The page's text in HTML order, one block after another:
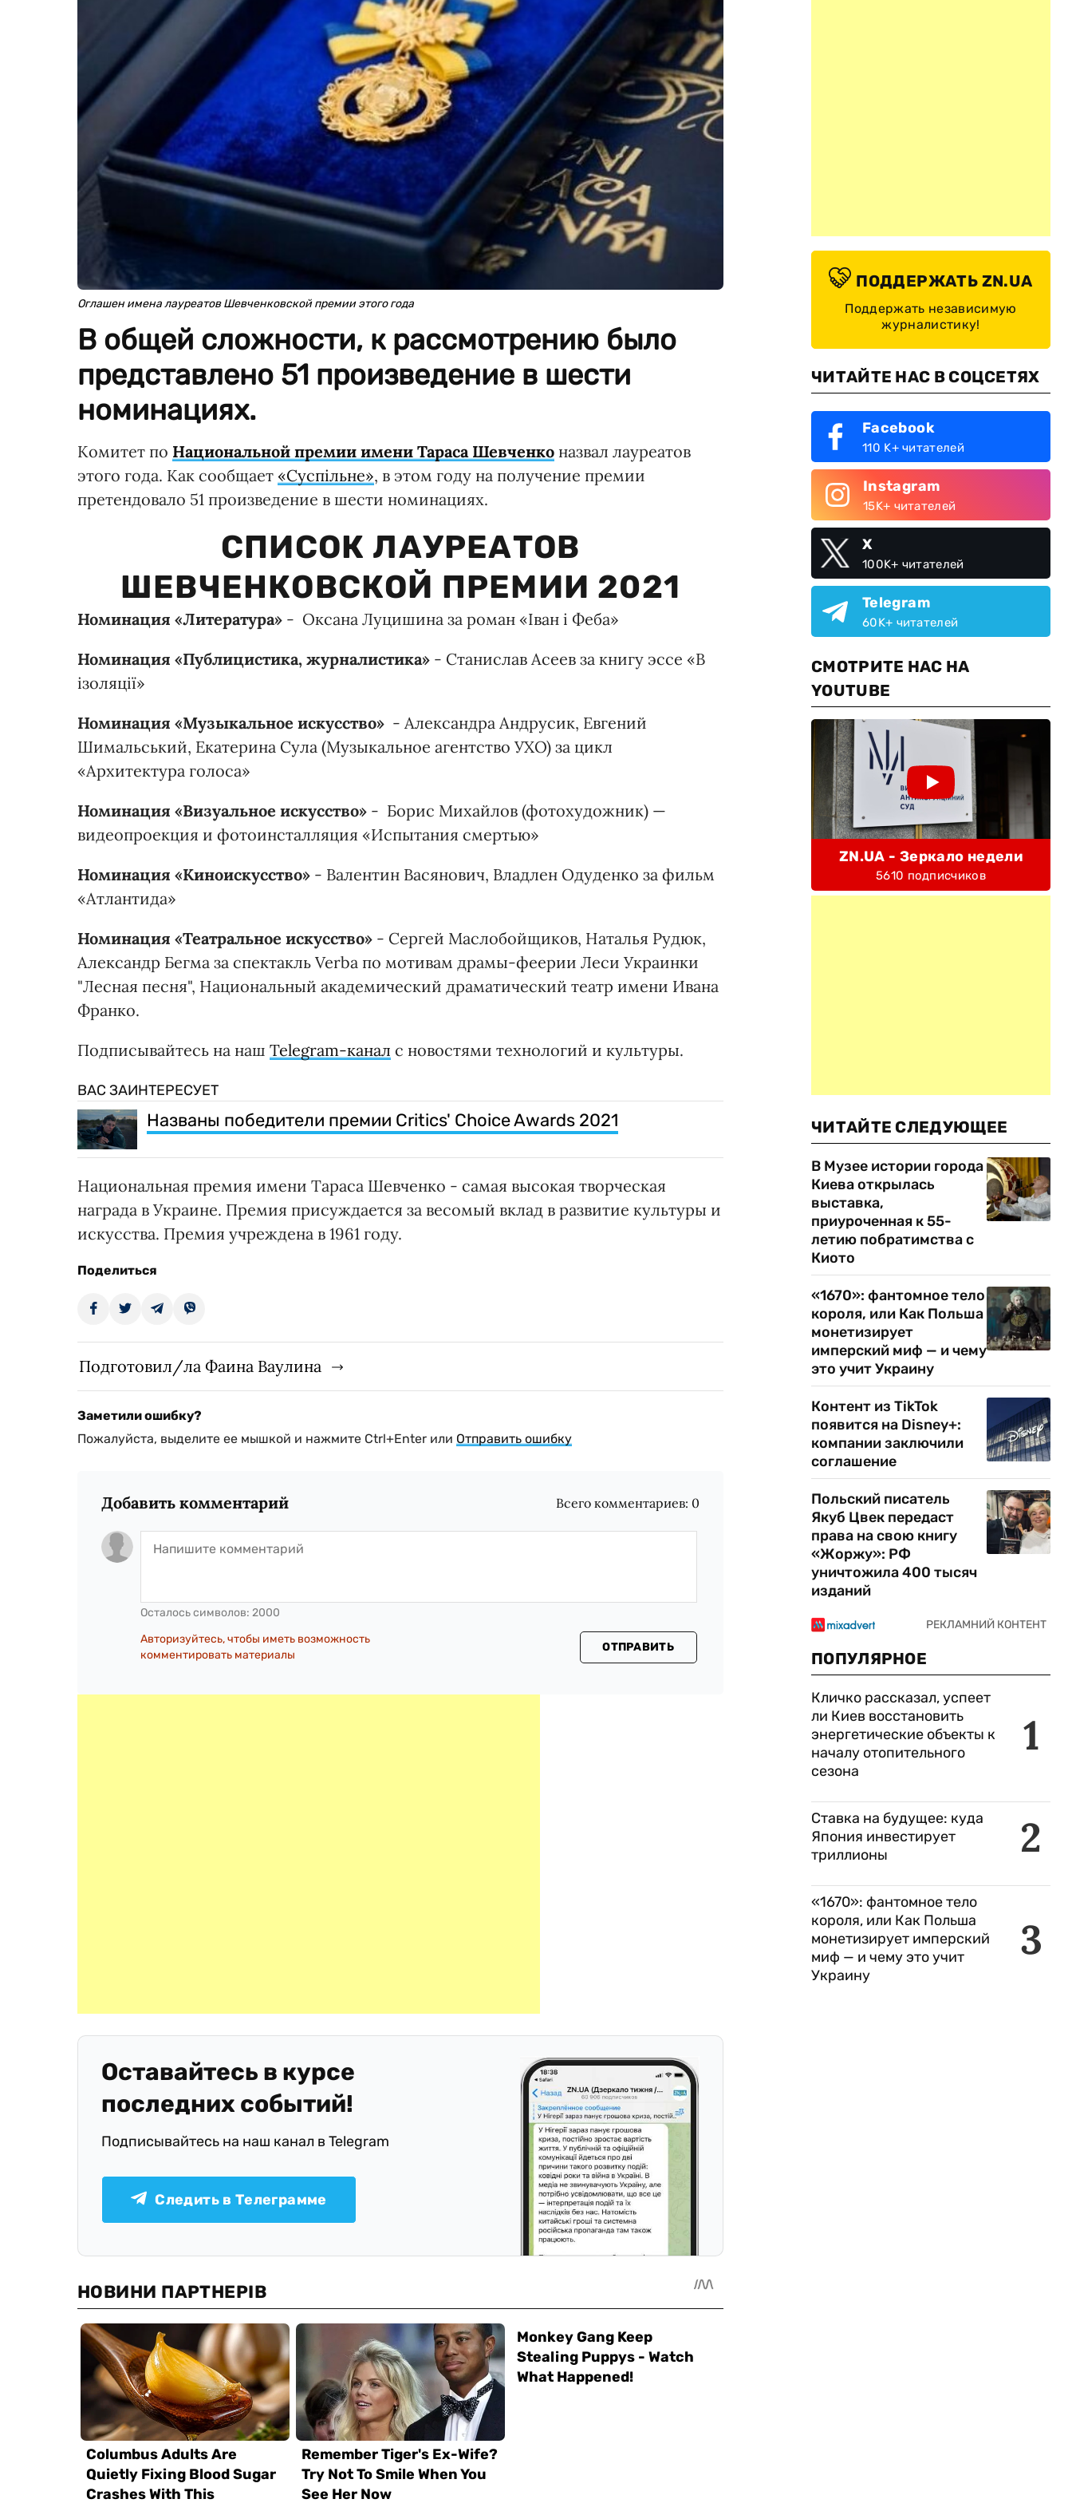
Оглашен имена лауреатов Шевченковской премии этого года
В общей сложности, к рассмотрению было
представлено 51 произведение в шести
номинациях.
Комитет по Национальной премии имени Тараса Шевченко назвал лауреатов
этого года. Как сообщает «Суспільне», в этом году на получение премии
претендовало 51 произведение в шести номинациях.
СПИСОК ЛАУРЕАТОВ
ШЕВЧЕНКОВСКОЙ ПРЕМИИ 2021
Номинация «Литература» - Оксана Луцишина за роман «Іван і Феба»
Номинация «Публицистика, журналистика» - Станислав Асеев за книгу эссе «В
ізоляції»
Номинация «Музыкальное искусство» - Александра Андрусик, Евгений
Шимальський, Екатерина Сула (Музыкальное агентство УХО) за цикл
«Архитектура голоса»
Номинация «Визуальное искусство» - Борис Михайлов (фотохудожник) —
видеопроекция и фотоинсталляция «Испытания смертью»
Номинация «Киноискусство» - Валентин Васянович, Владлен Одуденко за фильм
«Атлантида»
Номинация «Театральное искусство» - Сергей Маслобойщиков, Наталья Рудюк,
Александр Бегма за спектакль Verba по мотивам драмы-феерии Леси Украинки
"Лесная песня", Национальный академический драматический театр имени Ивана
Франко.
Подписывайтесь на наш Telegram-канал с новостями технологий и культуры.
ВАС ЗАИНТЕРЕСУЕТ
Названы победители премии Critics' Choice Awards 2021
Национальная премия имени Тараса Шевченко - самая высокая творческая
награда в Украине. Премия присуждается за весомый вклад в развитие культуры и
искусства. Премия учреждена в 1961 году.
Поделиться
Подготовил/ла Фаина Ваулина
Заметили ошибку?
Пожалуйста, выделите ее мышкой и нажмите Ctrl+Enter или Отправить ошибку
Добавить комментарий Всего комментариев: 0
Осталось символов: 2000
Авторизуйтесь, чтобы иметь возможность
комментировать материалы
ОТПРАВИТЬ
Оставайтесь в курсе
последних событий!
Подписывайтесь на наш канал в Telegram
Следить в Телеграмме
ПОДДЕРЖАТЬ ZN.UA
Поддержать независимую
журналистику!
ЧИТАЙТЕ НАС В СОЦСЕТЯХ
Facebook
110 K+ читателей
Instagram
15K+ читателей
X
100K+ читателей
Telegram
60K+ читателей
СМОТРИТЕ НАС НА
YOUTUBE
ZN.UA - Зеркало недели
5610 подписчиков
ЧИТАЙТЕ СЛЕДУЮЩЕЕ
В Музее истории города
Киева открылась
выставка,
приуроченная к 55-
летию побратимства с
Киото
«1670»: фантомное тело
короля, или Как Польша
монетизирует
имперский миф — и чему
это учит Украину
Контент из TikTok
появится на Disney+:
компании заключили
соглашение
Польский писатель
Якуб Цвек передаст
права на свою книгу
«Жоржу»: РФ
уничтожила 400 тысяч
изданий
ПОПУЛЯРНОЕ
1
Кличко рассказал, успеет
ли Киев восстановить
энергетические объекты к
началу отопительного
сезона
2
Ставка на будущее: куда
Япония инвестирует
триллионы
3
«1670»: фантомное тело
короля, или Как Польша
монетизирует имперский
миф — и чему это учит
Украину